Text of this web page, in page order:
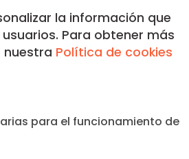
la información que
Para obtener más
nuestra Política de cookies
para el funcionamiento de